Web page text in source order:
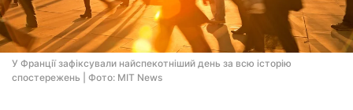
У Франції зафіксували найспекотніший день за всю історію
спостережень | Фото: MIT News